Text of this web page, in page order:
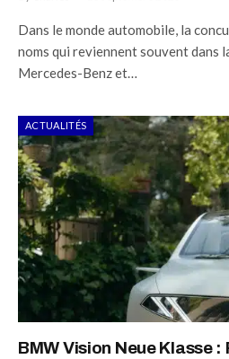
Dans le monde automobile, la
noms qui reviennent souvent dans
Mercedes-Benz et…
ACTUALITÉS
BMW Vision Neue Klasse